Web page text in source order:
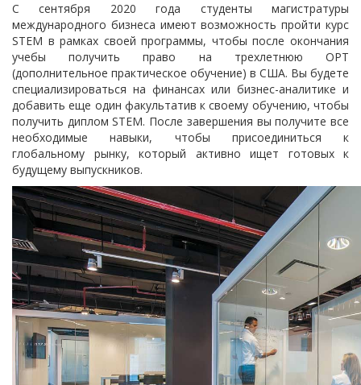
С сентября 2020 года студенты магистратуры
международного бизнеса имеют возможность пройти курс
STEM в рамках своей программы, чтобы после окончания
учебы получить право на трехлетнюю OPT
(дополнительное практическое обучение) в США. Вы будете
специализироваться на финансах или бизнес-аналитике и
добавить еще один факультатив к своему обучению, чтобы
получить диплом STEM. После завершения вы получите все
необходимые навыки, чтобы присоединиться к
глобальному рынку, который активно ищет готовых к
будущему выпускников.